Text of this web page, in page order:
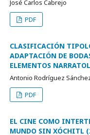
José Carlos Cabrejo
PDF
CLASIFICACIÓN
ADAPTACIÓN DE
ELEMENTOS
Antonio Rodríguez
PDF
EL CINE COMO
MUNDO SIN XÓCHITL